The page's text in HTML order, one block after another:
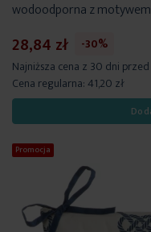
wodoodporna z
28,84 zł
-30%
Najniższa cena z 30 dni
Cena regularna:41,20 zł
Promocja